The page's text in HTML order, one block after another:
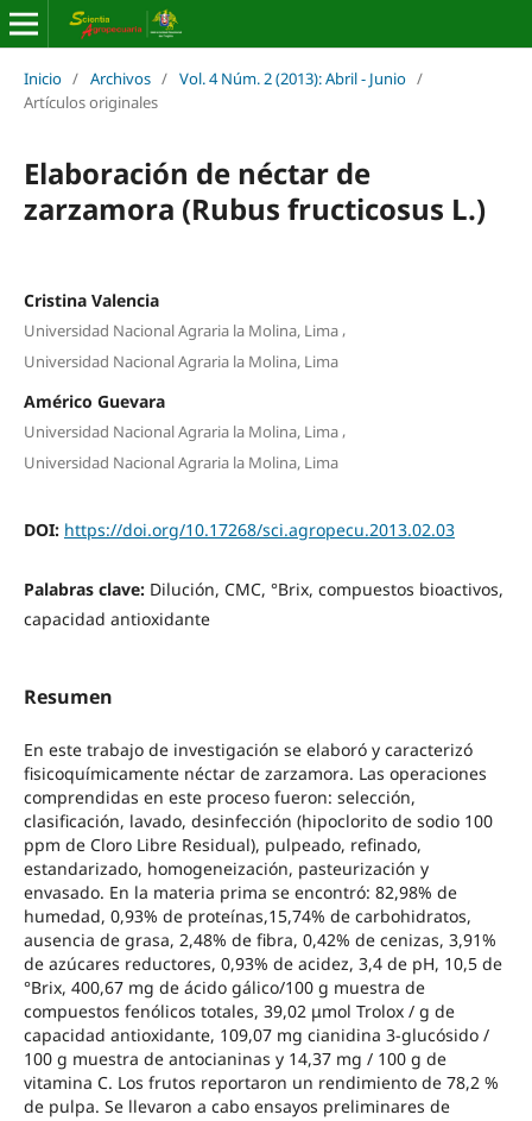
Inicio / Archivos / Vol. 4 Núm. 2 (2013): Abril - Junio /
Artículos originales
Elaboración de néctar de
zarzamora (Rubus fructicosus L.)
Cristina Valencia
Universidad Nacional Agraria la Molina, Lima,
Universidad Nacional Agraria la Molina, Lima
Américo Guevara
Universidad Nacional Agraria la Molina, Lima,
Universidad Nacional Agraria la Molina, Lima
DOI: https://doi.org/10.17268/sci.agropecu.2013.02.03
Palabras clave: Dilución, CMC, °Brix, compuestos bioactivos,
capacidad antioxidante
Resumen
En este trabajo de investigación se elaboró y caracterizó
fisicoquímicamente néctar de zarzamora. Las operaciones
comprendidas en este proceso fueron: selección,
clasificación, lavado, desinfección (hipoclorito de sodio 100
ppm de Cloro Libre Residual), pulpeado, refinado,
estandarizado, homogeneización, pasteurización y
envasado. En la materia prima se encontró: 82,98% de
humedad, 0,93% de proteínas,15,74% de carbohidratos,
ausencia de grasa, 2,48% de fibra, 0,42% de cenizas, 3,91%
de azúcares reductores, 0,93% de acidez, 3,4 de pH, 10,5 de
°Brix, 400,67 mg de ácido gálico/100 g muestra de
compuestos fenólicos totales, 39,02 μmol Trolox / g de
capacidad antioxidante, 109,07 mg cianidina 3-glucósido /
100 g muestra de antocianinas y 14,37 mg / 100 g de
vitamina C. Los frutos reportaron un rendimiento de 78,2 %
de pulpa. Se llevaron a cabo ensayos preliminares de